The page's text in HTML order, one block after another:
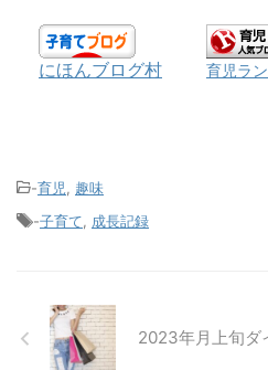
にほんブログ村 育児ラ
-育児, 趣味
-子育て, 成長記録
2023年月上旬ダ